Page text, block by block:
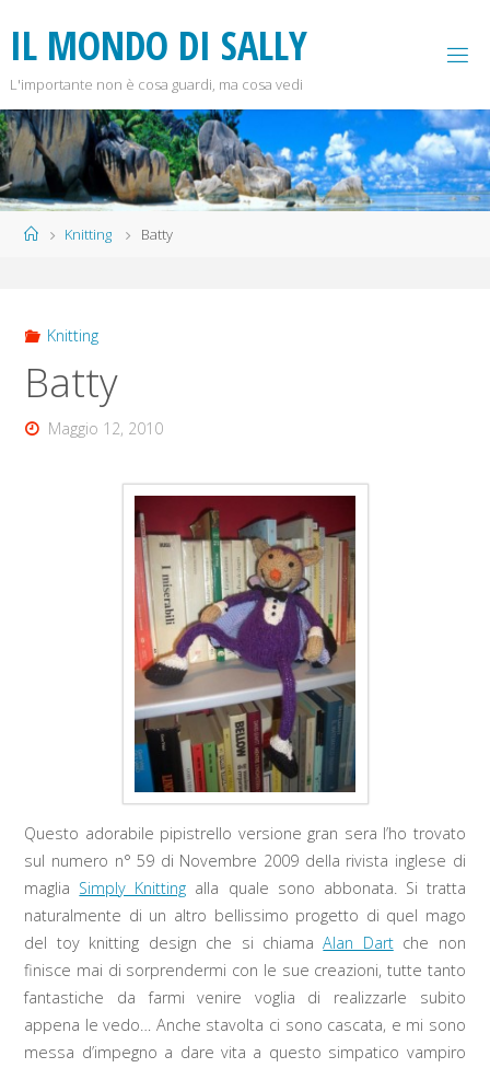
contenuto
IL MONDO DI SALLY
L'importante non è cosa guardi, ma cosa vedi
HomeKnitting Batty
Knitting
Batty
Maggio 12, 2010
Questo adorabile pipistrello versione gran sera l’ho trovato
sul numero n° 59 di Novembre 2009 della rivista inglese di
maglia Simply Knitting alla quale sono abbonata. Si tratta
naturalmente di un altro bellissimo progetto di quel mago
del toy knitting design che si chiamaAlan Dartche non
finisce mai di sorprendermi con le sue creazioni, tutte tanto
fantastiche da farmi venire voglia di realizzarle subito
appena le vedo… Anche stavolta ci sono cascata, e mi sono
messa d’impegno a dare vita a questo simpatico vampiro